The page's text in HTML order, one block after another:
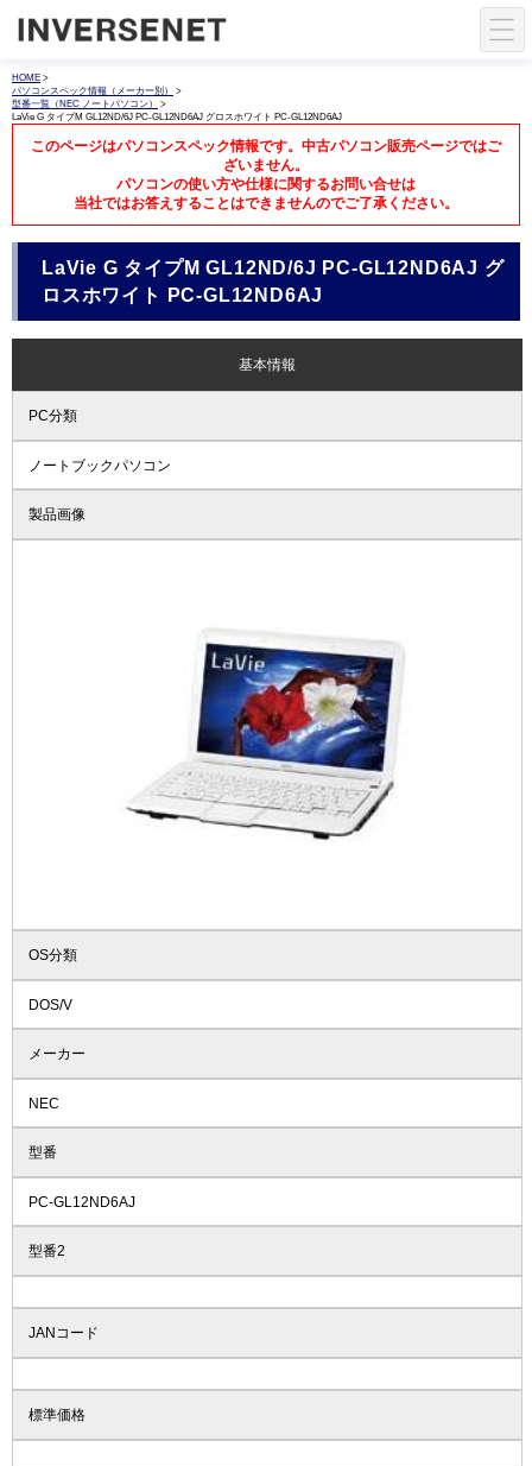
HOME >
パソコンスペック情報（メーカー別）
>
型番一覧（NEC ノートパソコン）
>
LaVie G タイプM GL12ND/6J PC-GL12ND6AJ グロスホワイト PC-GL12ND6AJ
このページはパソコンスペック情報です。中古パソコン販売ページではご
ざいません。
パソコンの使い方や仕様に関するお問い合せは
当社ではお答えすることはできませんのでご了承ください。
LaVie G タイプM GL12ND/6J PC-GL12ND6AJ グ
ロスホワイト PC-GL12ND6AJ
基本情報
PC分類
ノートブックパソコン
製品画像
OS分類
DOS/V
メーカー
NEC
型番
PC-GL12ND6AJ
型番2
JANコード
標準価格